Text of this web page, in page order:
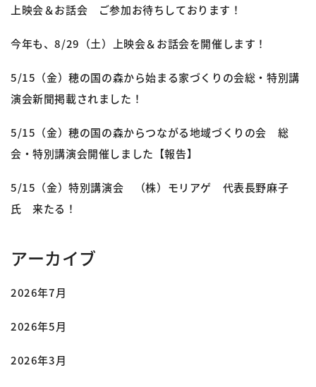
上映会＆お話会 ご参加お待ちしております！
今年も、8/29（土）上映会＆お話会を開催します！
5/15（金）穂の国の森から始まる家づくりの会総・特別講
演会新聞掲載されました！
5/15（金）穂の国の森からつながる地域づくりの会 総
会・特別講演会開催しました【報告】
5/15（金）特別講演会 （株）モリアゲ 代表長野麻子
氏 来たる！
アーカイブ
2026年7月
2026年5月
2026年3月